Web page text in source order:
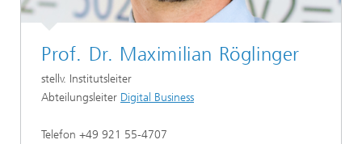
Prof. Dr. Maximilian Röglinger
stellv. Institutsleiter
Abteilungsleiter Digital Business
Telefon +49 921 55-4707